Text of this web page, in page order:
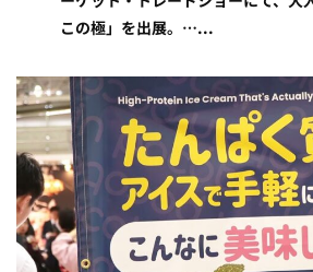
この極」を出展。…...